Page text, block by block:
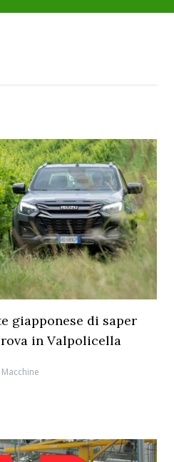
giapponese di saper
in Valpolicella
Macchine